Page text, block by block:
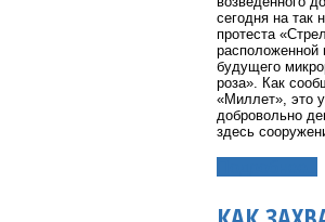
сегодня на так
протеста
расположенной
будущего
роза». Как
«Миллет», это
добровольно
здесь